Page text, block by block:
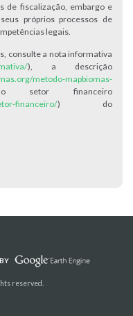
de fiscalização, embargo e
próprios processos de
legais.
consulte a nota informativa
), a descrição
metodo-mapbiomas-
financeiro
financeiro/) do
reserved.